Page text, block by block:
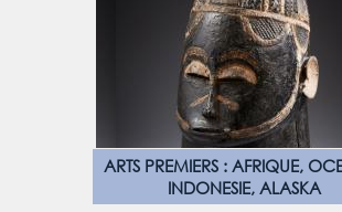
ARTS PREMIERS : AFRIQUE,
INDONESIE, ALASKA